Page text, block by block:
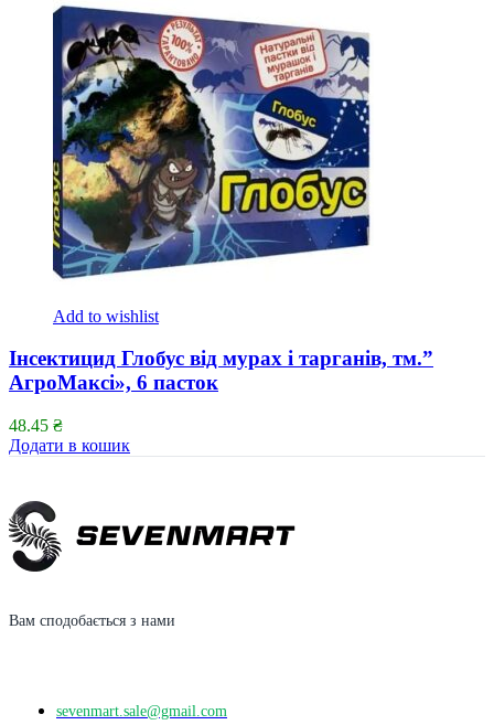
Add to wishlist
Інсектицид Глобус від мурах і тарганів, тм.”
АгроМаксі», 6 пасток
48.45 ₴
Додати в кошик
Вам сподобається з нами
sevenmart.sale@gmail.com